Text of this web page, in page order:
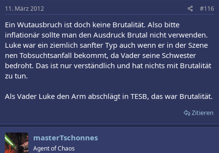
11. März 2012 #116
Ein Wutausbruch ist doch keine Brutalität. Also bitte
inflationär sollte man den Ausdruck Brutal nicht verwenden.
Luke war ein ziemlich sanfter Typ auch wenn er in der Szene
nen Tobsuchtsanfall bekommt, da Vader seine Schwester
bedroht. Das ist nur verständlich und hat nichts mit Brutalität
zu tun.
Als Vader Luke den Arm abschlägt in TESB, das war Brutalität.
Zitieren
masterTschonnes
Agent of Chaos